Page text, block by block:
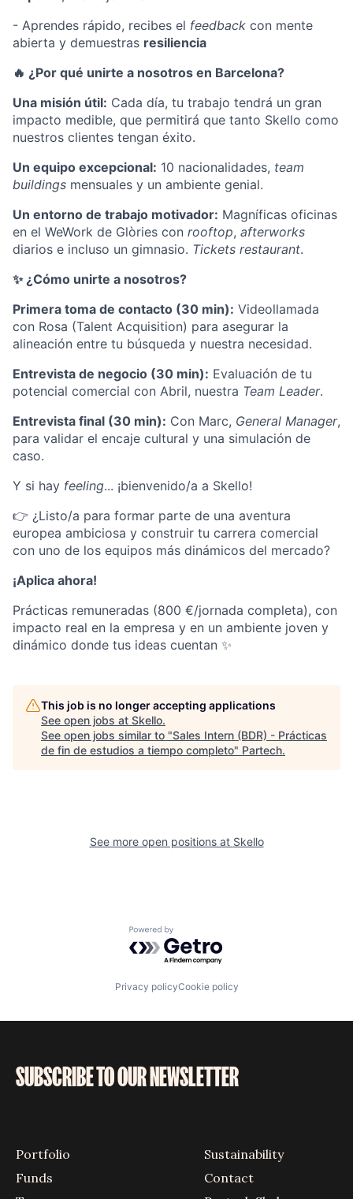
- Aprendes rápido, recibes el feedback con mente
abierta y demuestras resiliencia
🔥 ¿Por qué unirte a nosotros en Barcelona?
Una misión útil: Cada día, tu trabajo tendrá un gran
impacto medible, que permitirá que tanto Skello como
nuestros clientes tengan éxito.
Un equipo excepcional: 10 nacionalidades, team
buildings mensuales y un ambiente genial.
Un entorno de trabajo motivador: Magníficas oficinas
en el WeWork de Glòries con rooftop, afterworks
diarios e incluso un gimnasio. Tickets restaurant.
✨ ¿Cómo unirte a nosotros?
Primera toma de contacto (30 min): Videollamada
con Rosa (Talent Acquisition) para asegurar la
alineación entre tu búsqueda y nuestra necesidad.
Entrevista de negocio (30 min): Evaluación de tu
potencial comercial con Abril, nuestra Team Leader.
Entrevista final (30 min): Con Marc, General Manager,
para validar el encaje cultural y una simulación de
caso.
Y si hay feeling... ¡bienvenido/a a Skello!
👉 ¿Listo/a para formar parte de una aventura
europea ambiciosa y construir tu carrera comercial
con uno de los equipos más dinámicos del mercado?
¡Aplica ahora!
Prácticas remuneradas (800 €/jornada completa), con
impacto real en la empresa y en un ambiente joven y
dinámico donde tus ideas cuentan ✨
This job is no longer accepting applications
See open jobs at Skello.
See open jobs similar to "Sales Intern (BDR) - Prácticas
de fin de estudios a tiempo completo" Partech.
See more open positions at Skello
Powered by Getro.com
Privacy policyCookie policy
SUBSCRIBE TO OUR NEWSLETTER
Portfolio
Funds
Sustainability
Contact